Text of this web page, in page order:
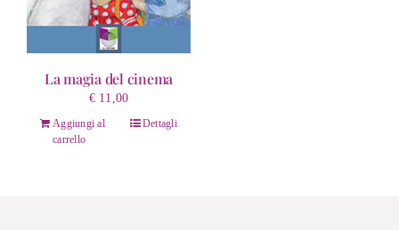
La magia del cinema
€11,00
Aggiungi al
carrello
Dettagli